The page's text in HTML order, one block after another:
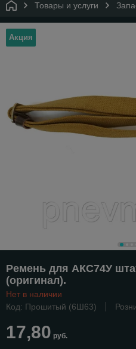
Товары и услуги
Акция
Ремень для АКС74У
(оригинал).
Нет в наличии
Код: Прошитый (6Ш63)
17,80 руб.